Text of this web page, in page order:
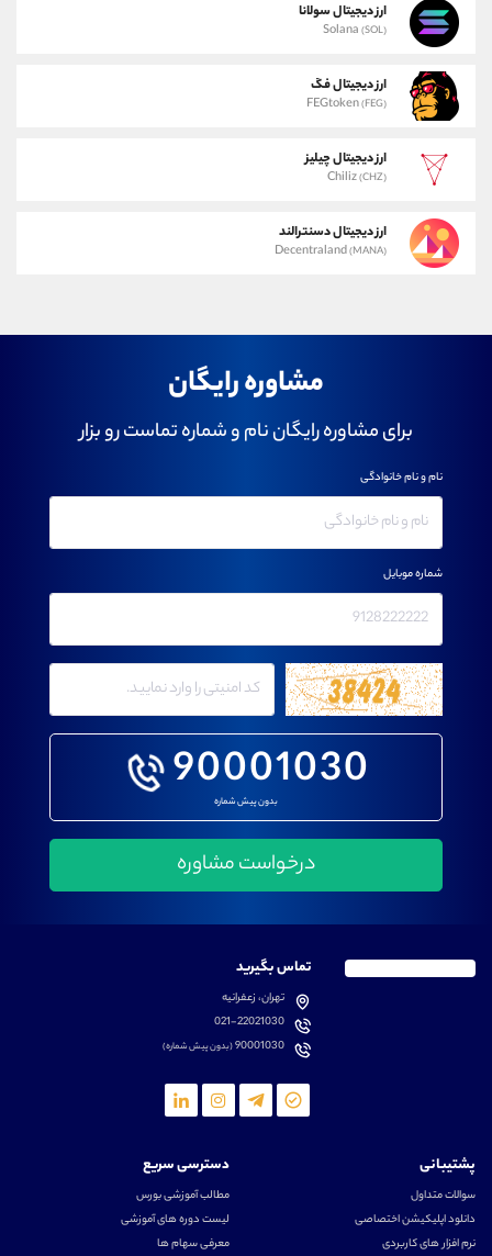
ارز دیجیتال سولانا
Solana (SOL)
ارز دیجیتال فگ
FEGtoken(FEG)
ارز دیجیتال چیلیز
Chiliz(CHZ)
ارز دیجیتال دسنترالند
Decentraland(MANA)
مشاوره رایگان
برای مشاوره رایگان نام و شماره تماست رو بزار
90001030
بدون پیش شماره
نام و نام خانوادگی
شماره موبایل
تماس بگیرید
تهران، زعفرانیه
021-22021030
90001030(بدون پیش شماره)
پشتیبانی
سوالات متداول
دانلود اپلیکیشن اختصاصی
نرم افزار های کاربردی
دسترسی سریع
مطالب آموزشی بورس
لیست دوره های آموزشی
معرفی سهام ها